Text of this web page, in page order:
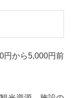
円から5,000円前